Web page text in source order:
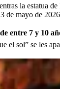
la estatua
de mayo de
entre 7 y 10
el sol” se les